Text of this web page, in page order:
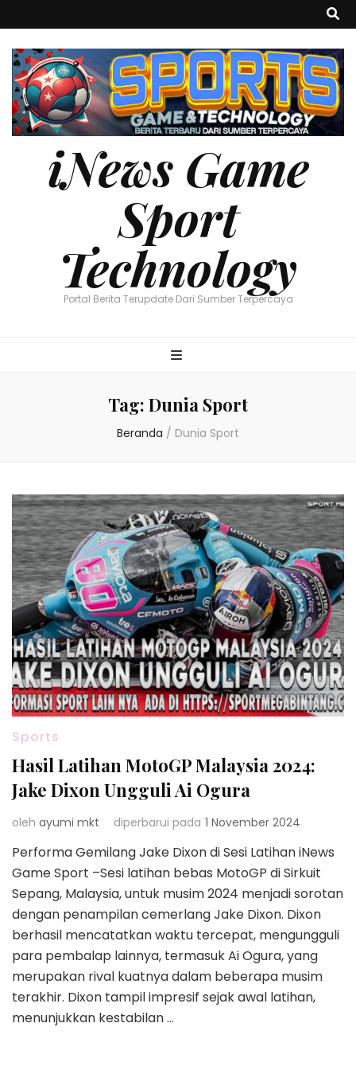
iNews Game
Sport
Technology
Portal Berita Terupdate Dari Sumber Terpercaya
Tag: Dunia Sport
Beranda / Dunia Sport
Sports
Hasil Latihan MotoGP Malaysia 2024:
Jake Dixon Ungguli Ai Ogura
oleh ayumi mkt diperbarui pada 1 November 2024
Performa Gemilang Jake Dixon di Sesi Latihan iNews
Game Sport –Sesi latihan bebas MotoGP di Sirkuit
Sepang, Malaysia, untuk musim 2024 menjadi sorotan
dengan penampilan cemerlang Jake Dixon. Dixon
berhasil mencatatkan waktu tercepat, mengungguli
para pembalap lainnya, termasuk Ai Ogura, yang
merupakan rival kuatnya dalam beberapa musim
terakhir. Dixon tampil impresif sejak awal latihan,
menunjukkan kestabilan …